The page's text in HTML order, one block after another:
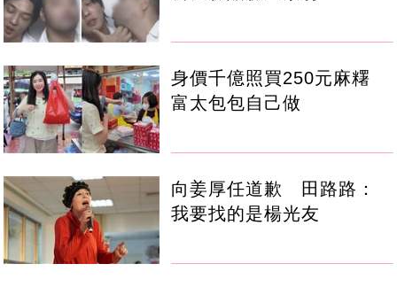
身價千億照買250元麻糬
富太包包自己做
向姜厚任道歉 田路路：
我要找的是楊光友